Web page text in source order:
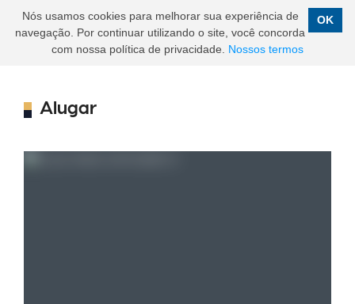
Alugar
OK
Nós usamos cookies para melhorar sua experiência de
navegação. Por continuar utilizando o site, você concorda
com nossa política de privacidade. Nossos termos